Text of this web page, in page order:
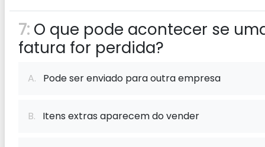
7: O que pode acontecer se
fatura for perdida?
A. Pode ser enviado para outra empresa
B. Itens extras aparecem do vender